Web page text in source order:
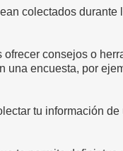
colectados
consejos o
encuesta, por
tu información